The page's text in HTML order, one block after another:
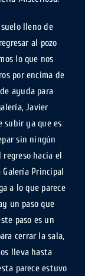
lleno de
al pozo
lo que nos
por encima de
ayuda para
Javier
subir ya que es
sin ningún
regreso hacia el
Principal
a lo que parece
un paso que
paso es un
cerrar la sala,
lleva hasta
parece estuvo